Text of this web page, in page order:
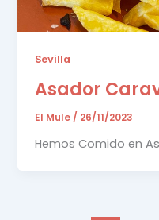
Sevilla
Asador
El Mule / 26/11/2023
Hemos Comido en